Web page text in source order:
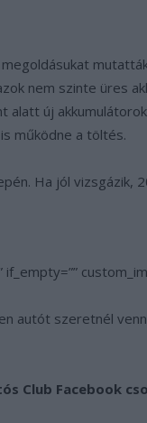
nem szinte üres
új
működne a töltés.
Ha jól vizsgázik,
autót szeretnél
Club Facebook